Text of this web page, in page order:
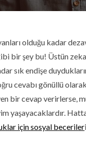
olduğu kadar
bir şey bu! Üstün
sık endişe
cevabı gönüllü
bir cevap verirlerse,
yaşayacaklardır.
için sosyal beceriler